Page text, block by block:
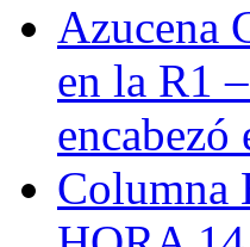
Azucena
en la R1
Columna